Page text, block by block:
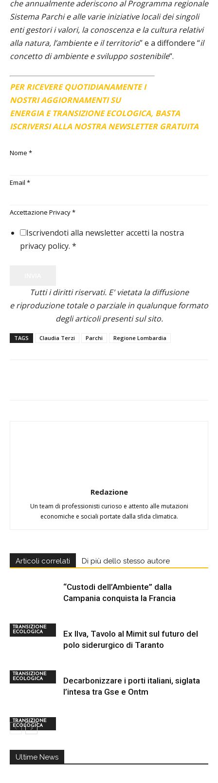
che annualmente aderiscono al Programma regionale
Sistema Parchi e alle varie iniziative locali dei singoli
enti gestori i valori, la conoscenza e la cultura relativi
alla natura, l’ambiente e il territorio” e a diffondere “il
concetto di ambiente e sviluppo sostenibile“.
PER RICEVERE QUOTIDIANAMENTE I
NOSTRI AGGIORNAMENTI SU
ENERGIA E TRANSIZIONE ECOLOGICA, BASTA
ISCRIVERSI ALLA NOSTRA NEWSLETTER GRATUITA
Nome *
Email *
Accettazione Privacy*
Iscrivendoti alla newsletter accetti la nostra
privacy policy. *
Tutti i diritti riservati. E' vietata la diffusione
e riproduzione totale o parziale in qualunque formato
degli articoli presenti sul sito.
TAGS Claudia Terzi Parchi Regione Lombardia
Redazione
Un team di professionisti curioso e attento alle mutazioni
economiche e sociali portate dalla sfida climatica.
Articoli correlati Di più dello stesso autore
TRANSIZIONE
ECOLOGICA
“Custodi dell’Ambiente” dalla
Campania conquista la Francia
TRANSIZIONE
ECOLOGICA
Ex Ilva, Tavolo al Mimit sul futuro del
polo siderurgico di Taranto
TRANSIZIONE
ECOLOGICA
Decarbonizzare i porti italiani, siglata
l’intesa tra Gse e Ontm
Ultime News